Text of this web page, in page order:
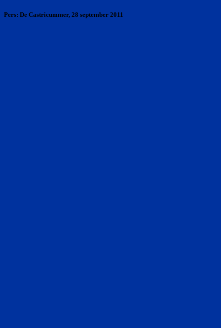
Pers: De Castricummer, 28 september 2011